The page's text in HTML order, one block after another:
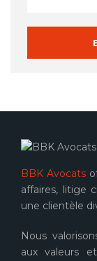
BBK Avocats
affaires, litige
une clientèle
Nous
aux valeurs